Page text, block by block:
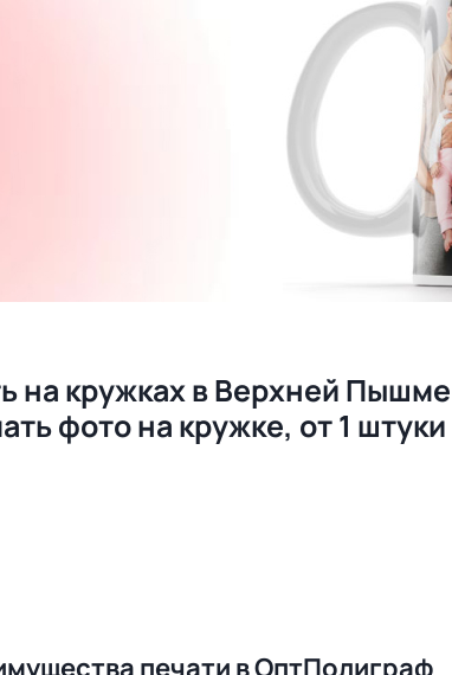
на кружках в Верхней
фото на кружке, от 1 штуки
печати в ОптПолиграф